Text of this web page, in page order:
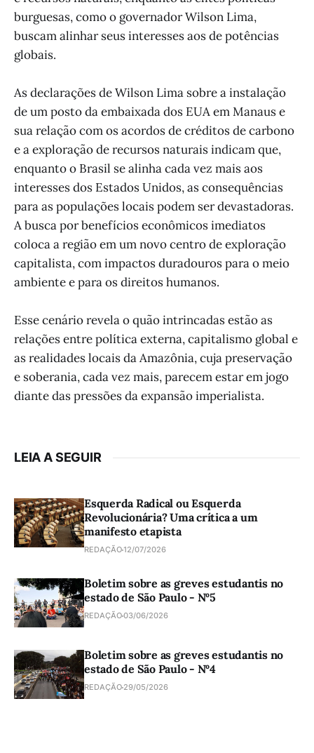
burguesas, como o governador Wilson Lima,
buscam alinhar seus interesses aos de potências
globais.
As declarações de Wilson Lima sobre a instalação
de um posto da embaixada dos EUA em Manaus e
sua relação com os acordos de créditos de carbono
e a exploração de recursos naturais indicam que,
enquanto o Brasil se alinha cada vez mais aos
interesses dos Estados Unidos, as consequências
para as populações locais podem ser devastadoras.
A busca por benefícios econômicos imediatos
coloca a região em um novo centro de exploração
capitalista, com impactos duradouros para o meio
ambiente e para os direitos humanos.
Esse cenário revela o quão intrincadas estão as
relações entre política externa, capitalismo global e
as realidades locais da Amazônia, cuja preservação
e soberania, cada vez mais, parecem estar em jogo
diante das pressões da expansão imperialista.
LEIA A SEGUIR
Esquerda Radical ou Esquerda
Revolucionária? Uma crítica a um
manifesto etapista
REDAÇÃO12/07/2026
Boletim sobre as greves estudantis no
estado de São Paulo - Nº5
REDAÇÃO03/06/2026
Boletim sobre as greves estudantis no
estado de São Paulo - Nº4
REDAÇÃO 29/05/2026